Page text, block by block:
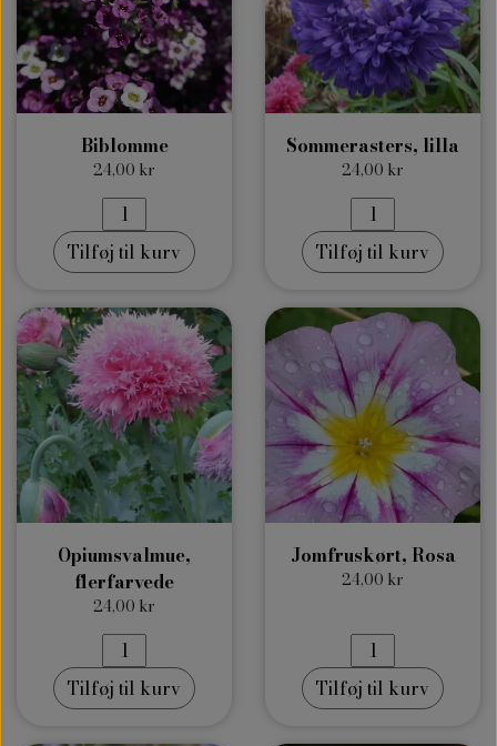
Biblomme
24,00 kr
Tilføj til kurv
Sommerasters, lilla
24,00 kr
Tilføj til kurv
Opiumsvalmue,
flerfarvede
24,00 kr
Tilføj til kurv
Jomfruskørt, Rosa
24,00 kr
Tilføj til kurv